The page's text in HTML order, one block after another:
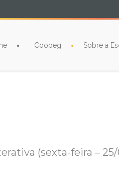
Coopeg Sobre a
(sexta-feira – 25/